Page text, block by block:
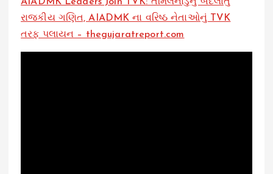
રાજકીય ગણિત, AIADMK ના વરિષ્ઠ નેતાઓનું TVK
તરફ પલાયન – thegujaratreport.com